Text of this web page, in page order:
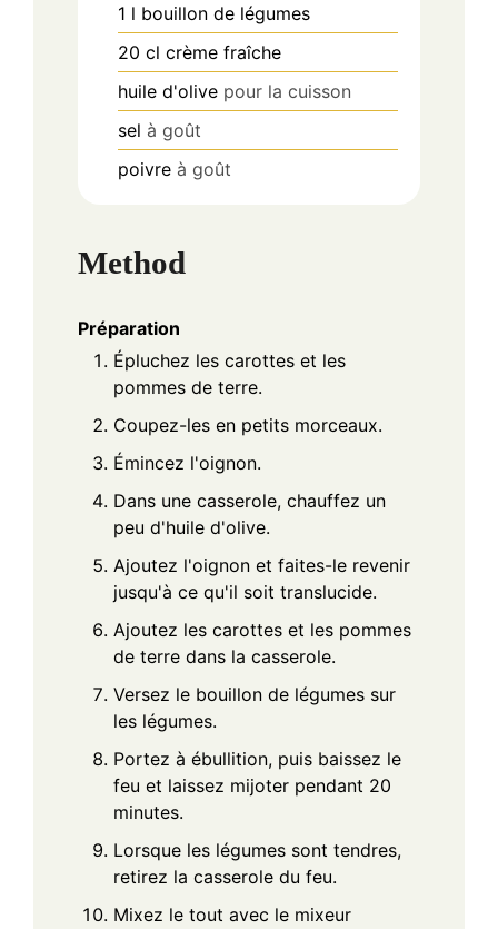
1 l bouillon de légumes
20 cl crème fraîche
huile d'olive pour la cuisson
sel à goût
poivre à goût
Method
Préparation
Épluchez les carottes et les
pommes de terre.
Coupez-les en petits morceaux.
Émincez l'oignon.
Dans une casserole, chauffez un
peu d'huile d'olive.
Ajoutez l'oignon et faites-le revenir
jusqu'à ce qu'il soit translucide.
Ajoutez les carottes et les pommes
de terre dans la casserole.
Versez le bouillon de légumes sur
les légumes.
Portez à ébullition, puis baissez le
feu et laissez mijoter pendant 20
minutes.
Lorsque les légumes sont tendres,
retirez la casserole du feu.
Mixez le tout avec le mixeur